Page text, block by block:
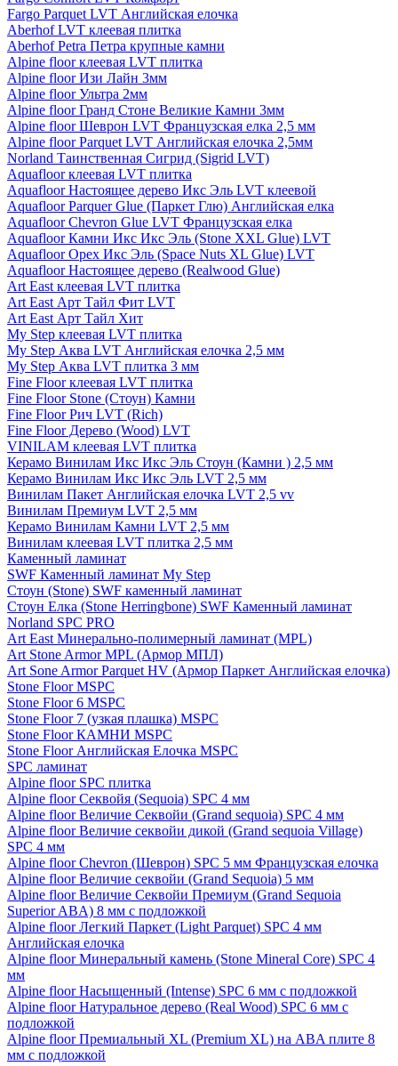
Fargo Parquet LVT Английская елочка
Aberhof LVT клеевая плитка
Aberhof Petra Петра крупные камни
Alpine floor клеевая LVT плитка
Alpine floor Изи Лайн 3мм
Alpine floor Ультра 2мм
Alpine floor Гранд Стоне Великие Камни 3мм
Alpine floor Шеврон LVT Французская елка 2,5 мм
Alpine floor Parquet LVT Английская елочка 2,5мм
Norland Таинственная Сигрид (Sigrid LVT)
Aquafloor клеевая LVT плитка
Aquafloor Настоящее дерево Икс Эль LVT клеевой
Aquafloor Parquer Glue (Паркет Глю) Английская елка
Aquafloor Chevron Glue LVT Французская елка
Aquafloor Камни Икс Икс Эль (Stone XXL Glue) LVT
Aquafloor Орех Икс Эль (Space Nuts XL Glue) LVT
Aquafloor Настоящее дерево (Realwood Glue)
Art East клеевая LVT плитка
Art East Арт Тайл Фит LVT
Art East Арт Тайл Хит
My Step клеевая LVT плитка
My Step Аква LVT Английская елочка 2,5 мм
My Step Аква LVT плитка 3 мм
Fine Floor клеевая LVT плитка
Fine Floor Stone (Стоун) Камни
Fine Floor Рич LVT (Rich)
Fine Floor Дерево (Wood) LVT
VINILAM клеевая LVT плитка
Керамо Винилам Икс Икс Эль Стоун (Камни ) 2,5 мм
Керамо Винилам Икс Икс Эль LVT 2,5 мм
Винилам Пакет Английская елочка LVT 2,5 vv
Винилам Премиум LVT 2,5 мм
Керамо Винилам Камни LVT 2,5 мм
Винилам клеевая LVT плитка 2,5 мм
Каменный ламинат
SWF Каменный ламинат My Step
Стоун (Stone) SWF каменный ламинат
Стоун Елка (Stone Herringbone) SWF Каменный ламинат
Norland SPC PRO
Art East Минерально-полимерный ламинат (MPL)
Art Stone Armor MPL (Армор МПЛ)
Art Sone Armor Parquet HV (Армор Паркет Английская елочка)
Stone Floor MSPC
Stone Floor 6 MSPC
Stone Floor 7 (узкая плашка) MSPC
Stone Floor КАМНИ MSPC
Stone Floor Английская Елочка MSPC
SPC ламинат
Alpine floor SPC плитка
Alpine floor Секвойя (Sequoia) SPC 4 мм
Alpine floor Величие Секвойи (Grand sequoia) SPC 4 мм
Alpine floor Величие секвойи дикой (Grand sequoia Village)
SPC 4 мм
Alpine floor Chevron (Шеврон) SPC 5 мм Французская елочка
Alpine floor Величие секвойи (Grand Sequoia) 5 мм
Alpine floor Величие Секвойи Премиум (Grand Sequoia
Superior ABA) 8 мм с подложкой
Alpine floor Легкий Паркет (Light Parquet) SPC 4 мм
Английская елочка
Alpine floor Минеральный камень (Stone Mineral Core) SPC 4
мм
Alpine floor Насыщенный (Intense) SPC 6 мм с подложкой
Alpine floor Натуральное дерево (Real Wood) SPC 6 мм с
подложкой
Alpine floor Премиальный XL (Premium XL) на ABA плите 8
мм с подложкой